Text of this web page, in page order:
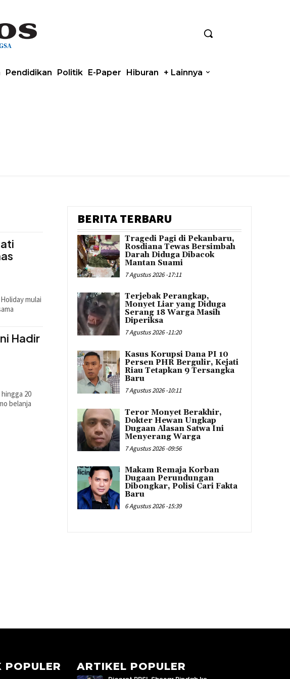
Pendidikan Politik E-Paper Hiburan + Lainnya
mulai
Hadir
20
belanja
BERITA TERBARU
Tragedi Pagi di Pekanbaru,
Rosdiana Tewas Bersimbah
Darah Diduga Dibacok
Mantan Suami
7 Agustus 2026 -17:11
Terjebak Perangkap,
Monyet Liar yang Diduga
Serang 18 Warga Masih
Diperiksa
7 Agustus 2026 -11:20
Kasus Korupsi Dana PI 10
Persen PHR Bergulir, Kejati
Riau Tetapkan 9 Tersangka
Baru
7 Agustus 2026 -10:11
Teror Monyet Berakhir,
Dokter Hewan Ungkap
Dugaan Alasan Satwa Ini
Menyerang Warga
7 Agustus 2026 -09:56
Makam Remaja Korban
Dugaan Perundungan
Dibongkar, Polisi Cari Fakta
Baru
6 Agustus 2026 -15:39
POPULER ARTIKEL POPULER